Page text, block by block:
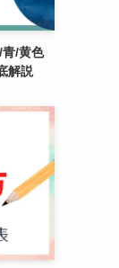
青/黄色
解説